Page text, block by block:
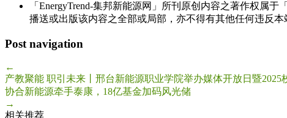
「EnergyTrend-集邦新能源网」所刊原创内容之著作权属
播送或出版该内容之全部或局部，亦不得有其他任何违反本
Post navigation
←
产教聚能 职引未来丨邢台新能源职业学院举办媒体开放日暨2025
协合新能源牵手泰康，18亿基金加码风光储
→
相关推荐